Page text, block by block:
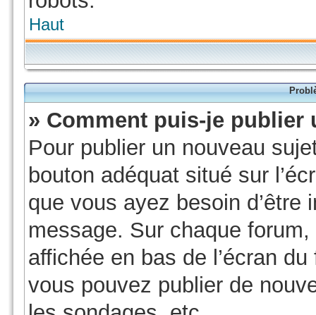
Haut
» Comment puis-je
Pour publier un nouveau
bouton adéquat situé sur
que vous ayez besoin
message. Sur chaque
affichée en bas de l’écran
vous pouvez publier de